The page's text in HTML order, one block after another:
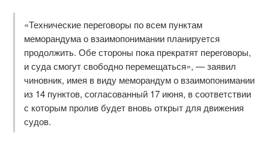
«Технические переговоры по всем пунктам
меморандума о взаимопонимании планируется
продолжить. Обе стороны пока прекратят переговоры,
и суда смогут свободно перемещаться», — заявил
чиновник, имея в виду меморандум о взаимопонимании
из 14 пунктов, согласованный 17 июня, в соответствии
с которым пролив будет вновь открыт для движения
судов.